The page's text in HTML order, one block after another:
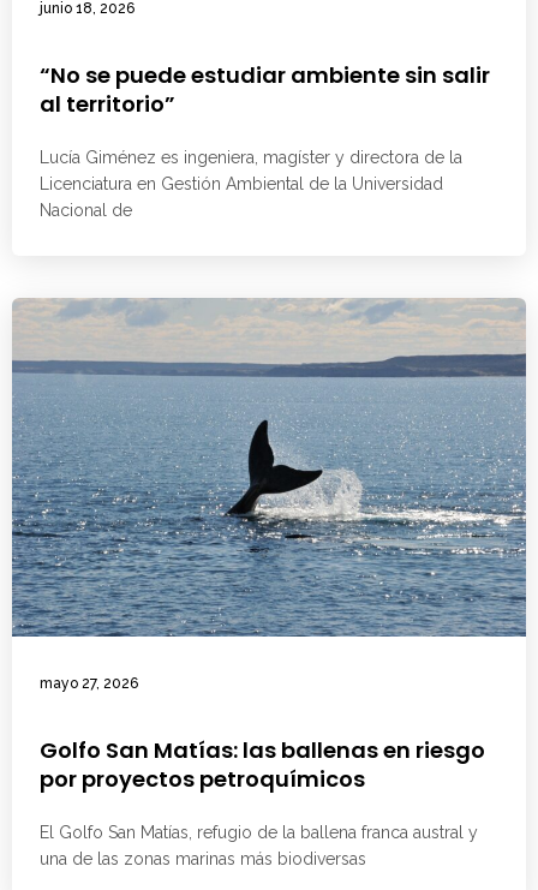
junio 18, 2026
“No se puede estudiar ambiente sin salir
al territorio”
Lucía Giménez es ingeniera, magíster y directora de la
Licenciatura en Gestión Ambiental de la Universidad
Nacional de
mayo 27, 2026
Golfo San Matías: las ballenas en riesgo
por proyectos petroquímicos
El Golfo San Matías, refugio de la ballena franca austral y
una de las zonas marinas más biodiversas